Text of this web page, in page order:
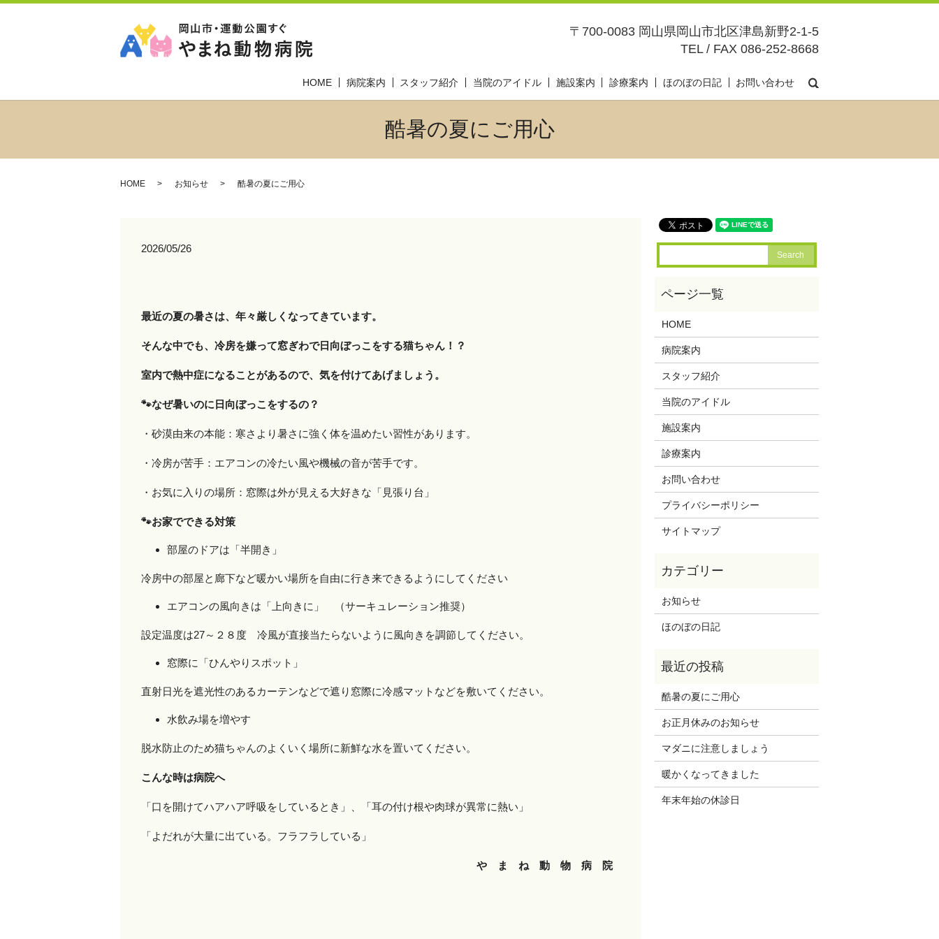
〒700-0083 岡山県岡山市北区津島新野2-1-5
TEL / FAX 086-252-8668
HOME 病院案内 スタッフ紹介 当院のアイドル 施設案内 診療案内 ほのぼの日記 お問い合わせ
酷暑の夏にご用心
HOME お知らせ 酷暑の夏にご用心
2026/05/26
最近の夏の暑さは、年々厳しくなってきています。
そんな中でも、冷房を嫌って窓ぎわで日向ぼっこをする猫ちゃん！？
室内で熱中症になることがあるので、気を付けてあげましょう。
🐾なぜ暑いのに日向ぼっこをするの？
・砂漠由来の本能：寒さより暑さに強く体を温めたい習性があります。
・冷房が苦手：エアコンの冷たい風や機械の音が苦手です。
・お気に入りの場所：窓際は外が見える大好きな「見張り台」
🐾お家でできる対策
部屋のドアは「半開き」
冷房中の部屋と廊下など暖かい場所を自由に行き来できるようにしてください
エアコンの風向きは「上向きに」 （サーキュレーション推奨）
設定温度は27～２８度 冷風が直接当たらないように風向きを調節してください。
窓際に「ひんやりスポット」
直射日光を遮光性のあるカーテンなどで遮り窓際に冷感マットなどを敷いてください。
水飲み場を増やす
脱水防止のため猫ちゃんのよくいく場所に新鮮な水を置いてください。
こんな時は病院へ
「口を開けてハアハア呼吸をしているとき」、「耳の付け根や肉球が異常に熱い」
「よだれが大量に出ている。フラフラしている」
や ま ね 動 物 病 院
HOME
病院案内
スタッフ紹介
当院のアイドル
施設案内
診療案内
お問い合わせ
プライバシーポリシー
サイトマップ
お知らせ
ほのぼの日記
酷暑の夏にご用心
お正月休みのお知らせ
マダニに注意しましょう
暖かくなってきました
年末年始の休診日